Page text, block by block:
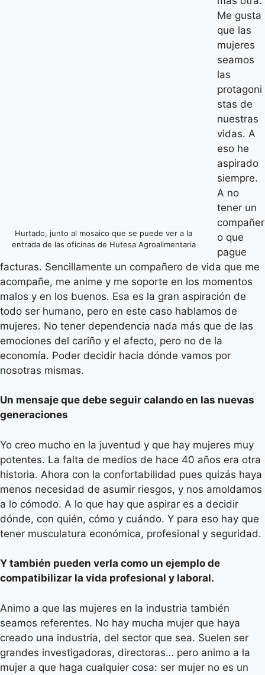
Hurtado, junto al mosaico que se puede ver a la
entrada de las oficinas de Hutesa Agroalimentaria
Me gusta
que las
mujeres
seamos
las
protagoni
stas de
nuestras
vidas. A
eso he
aspirado
siempre.
A no
tener un
compañer
o que
pague
facturas. Sencillamente un compañero de vida que me
acompañe, me anime y me soporte en los momentos
malos y en los buenos. Esa es la gran aspiración de
todo ser humano, pero en este caso hablamos de
mujeres. No tener dependencia nada más que de las
emociones del cariño y el afecto, pero no de la
economía. Poder decidir hacia dónde vamos por
nosotras mismas.
Un mensaje que debe seguir calando en las nuevas
generaciones
Yo creo mucho en la juventud y que hay mujeres muy
potentes. La falta de medios de hace 40 años era otra
historia. Ahora con la confortabilidad pues quizás haya
menos necesidad de asumir riesgos, y nos amoldamos
a lo cómodo. A lo que hay que aspirar es a decidir
dónde, con quién, cómo y cuándo. Y para eso hay que
tener musculatura económica, profesional y seguridad.
Y también pueden verla como un ejemplo de
compatibilizar la vida profesional y laboral.
Animo a que las mujeres en la industria también
seamos referentes. No hay mucha mujer que haya
creado una industria, del sector que sea. Suelen ser
grandes investigadoras, directoras… pero animo a la
mujer a que haga cualquier cosa: ser mujer no es un